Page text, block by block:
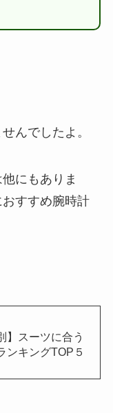
んでしたよ。
にもありま
すすめ腕時計
】スーツに合う
ンキングTOP５